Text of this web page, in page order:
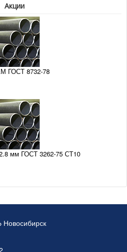
Акции
ГОСТ 8732-78
мм ГОСТ 3262-75 СТ10